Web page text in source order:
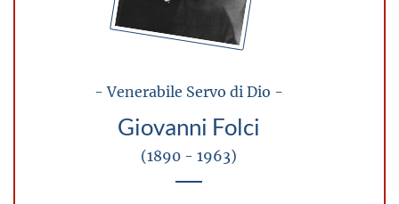
- Venerabile Servo di Dio -
Giovanni Folci
(1890 - 1963)